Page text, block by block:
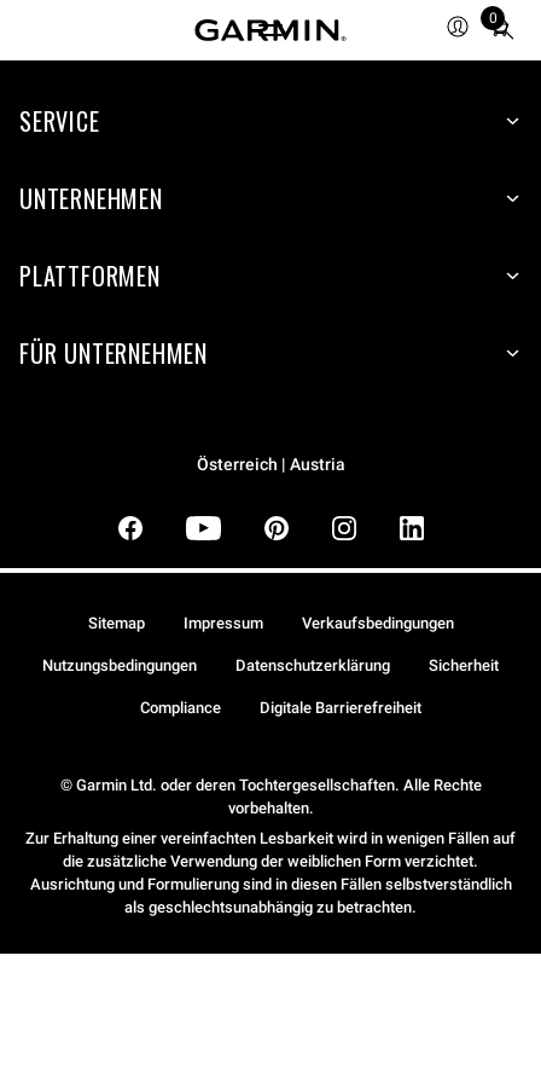
0
Total
items
cart:
SERVICE
UNTERNEHMEN
PLATTFORMEN
FÜR UNTERNEHMEN
Österreich | Austria
© Garmin Ltd. oder deren Tochtergesellschaften. Alle Rechte
vorbehalten.
Zur Erhaltung einer vereinfachten Lesbarkeit wird in wenigen Fällen auf
die zusätzliche Verwendung der weiblichen Form verzichtet.
Ausrichtung und Formulierung sind in diesen Fällen selbstverständlich
als geschlechtsunabhängig zu betrachten.
Sitemap Impressum Verkaufsbedingungen
Nutzungsbedingungen Datenschutzerklärung Sicherheit
Compliance Digitale Barrierefreiheit